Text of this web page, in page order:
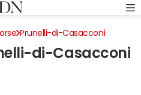
Prunelli-di-Casacconi
di-Casacconi